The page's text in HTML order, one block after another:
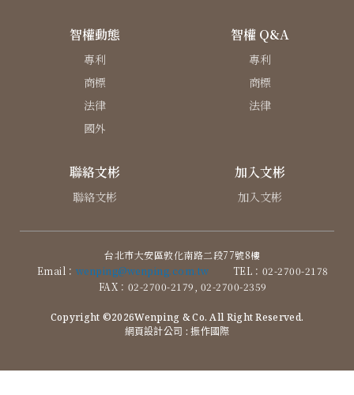
智權動態
專利
商標
法律
國外
智權 Q&A
專利
商標
法律
聯絡文彬
聯絡文彬
加入文彬
加入文彬
台北市大安區敦化南路二段77號8樓
Email： wenping@wenping.com.tw
TEL：02-2700-2178
FAX：02-2700-2179, 02-2700-2359
Copyright ©2026Wenping & Co. All Right Reserved.
網頁設計公司 : 振作國際